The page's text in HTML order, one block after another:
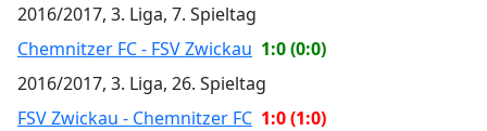
2016/2017, 3. Liga, 7. Spieltag
Chemnitzer FC - FSV Zwickau 1:0 (0:0)
2016/2017, 3. Liga, 26. Spieltag
FSV Zwickau - Chemnitzer FC 1:0 (1:0)